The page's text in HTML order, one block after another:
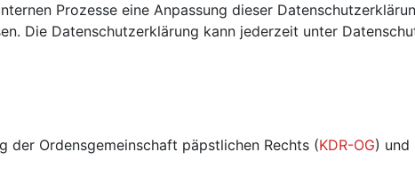
Prozesse eine Anpassung dieser
Die Datenschutzerklärung kann jederzeit unter
der Ordensgemeinschaft päpstlichen Rechts (KDR-OG) und